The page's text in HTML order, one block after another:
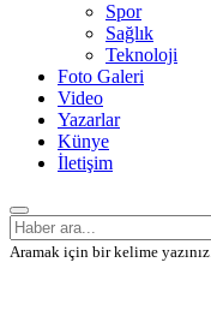
Spor
Sağlık
Teknoloji
Foto Galeri
Video
Yazarlar
Künye
İletişim
Aramak için bir kelime yazınız.